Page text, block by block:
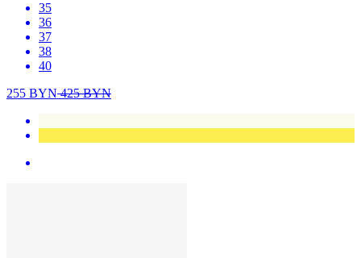
35
36
37
38
40
255 BYN425BYN